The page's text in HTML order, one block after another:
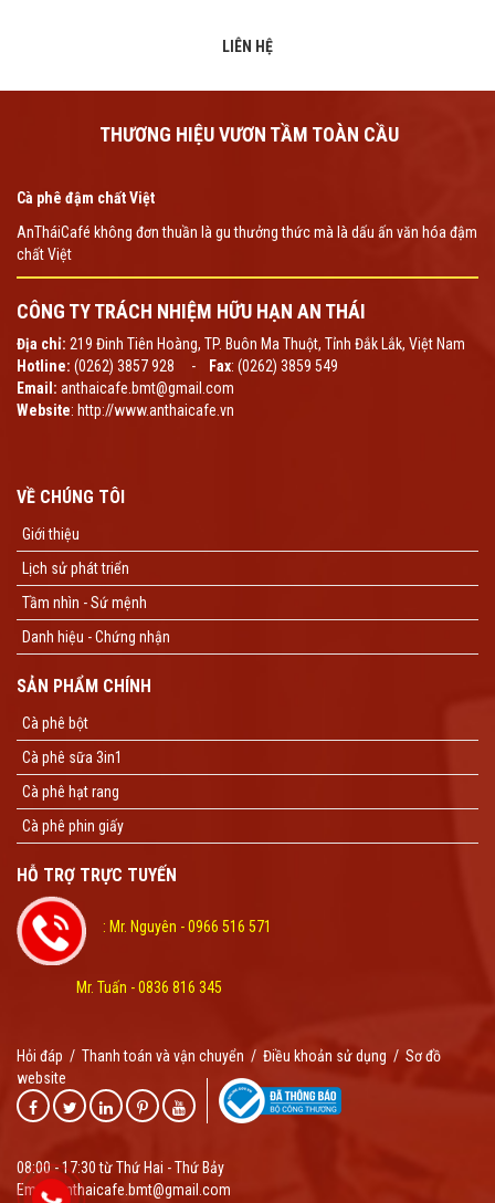
LIÊN HỆ
THƯƠNG HIỆU VƯƠN TẦM TOÀN CẦU
Cà phê đậm chất Việt
AnTháiCafé không đơn thuần là gu thưởng thức mà là dấu ấn văn hóa đậm
chất Việt
CÔNG TY TRÁCH NHIỆM HỮU HẠN AN THÁI
Địa chỉ: 219 Đinh Tiên Hoàng, TP. Buôn Ma Thuột, Tỉnh Đắk Lắk, Việt Nam
Hotline: (0262) 3857 928 - Fax: (0262) 3859 549
Email: anthaicafe.bmt@gmail.com
Website: http://www.anthaicafe.vn
VỀ CHÚNG TÔI
Giới thiệu
Lịch sử phát triển
Tầm nhìn - Sứ mệnh
Danh hiệu - Chứng nhận
SẢN PHẨM CHÍNH
Cà phê bột
Cà phê sữa 3in1
Cà phê hạt rang
Cà phê phin giấy
HỖ TRỢ TRỰC TUYẾN
: Mr. Nguyên - 0966 516 571
Mr. Tuấn - 0836 816 345
Hỏi đáp / Thanh toán và vận chuyển / Điều khoản sử dụng / Sơ đồ
website
08:00 - 17:30 từ Thứ Hai - Thứ Bảy
Email: anthaicafe.bmt@gmail.com